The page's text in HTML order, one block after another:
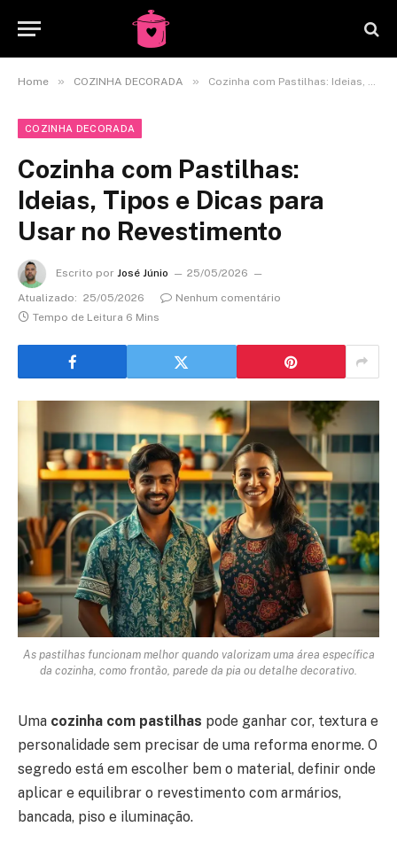
Home » COZINHA DECORADA » Cozinha com Pastilhas: Ideias, Tipos e Dicas para Usar no Revestimento
COZINHA DECORADA
Cozinha com Pastilhas:
Ideias, Tipos e Dicas para
Usar no Revestimento
Escrito por José Júnio
25/05/2026
Atualizado: 25/05/2026
Nenhum comentário
Tempo de Leitura 6 Mins
As pastilhas funcionam melhor quando valorizam uma área específica
da cozinha, como frontão, parede da pia ou detalhe decorativo.
Uma cozinha com pastilhas pode ganhar cor, textura e
personalidade sem precisar de uma reforma enorme. O
segredo está em escolher bem o material, definir onde
aplicar e equilibrar o revestimento com armários,
bancada, piso e iluminação.